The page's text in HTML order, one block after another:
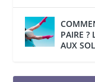
PAIRE ?
AUX